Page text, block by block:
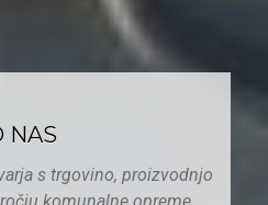
NAS
s trgovino, proizvodnjo